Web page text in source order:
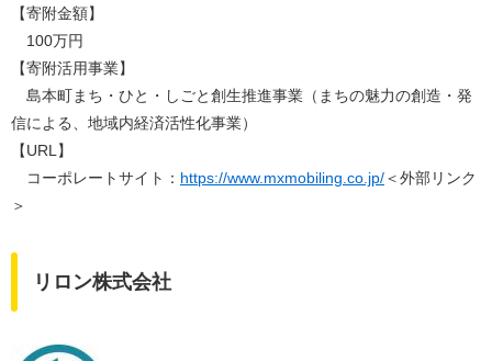
【寄附金額】
100万円
【寄附活用事業】
島本町まち・ひと・しごと創生推進事業（まちの魅力の創造・発
信による、地域内経済活性化事業）​
​【URL】
コーポレートサイト： https://www.mxmobiling.co.jp/＜外部リンク
＞
リロン株式会社